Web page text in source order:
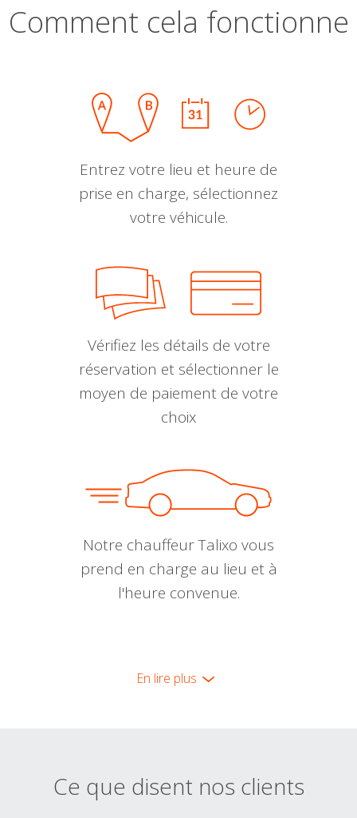
Comment cela fonctionne
Entrez votre lieu et heure de
prise en charge, sélectionnez
votre véhicule.
Vérifiez les détails de votre
réservation et sélectionner le
moyen de paiement de votre
choix
Notre chauffeur Talixo vous
prend en charge au lieu et à
l'heure convenue.
En lire plus
Ce que disent nos clients